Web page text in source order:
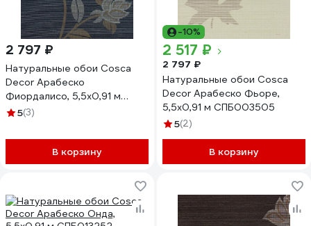
2 797 ₽
Натуральные обои Cosca
Decor Арабеско
Фиордалисо, 5,5x0,91 м
СПБ013250
5(3)
В корзину
-10%
2 517 ₽
2 797 ₽
Натуральные обои Cosca
Decor Арабеско Фьоре,
5,5x0,91 м СПБ003505
5(2)
В корзину